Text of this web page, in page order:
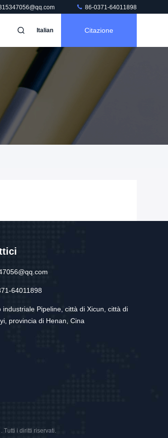
86-0371-64011898
Italian Citazione
64011898
industriale Pipeline, città di Xicun, città di
provincia di Henan, Cina
Tutti i diritti riservati.